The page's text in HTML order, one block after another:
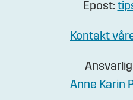
Epost:
Kontakt
Anne Karin